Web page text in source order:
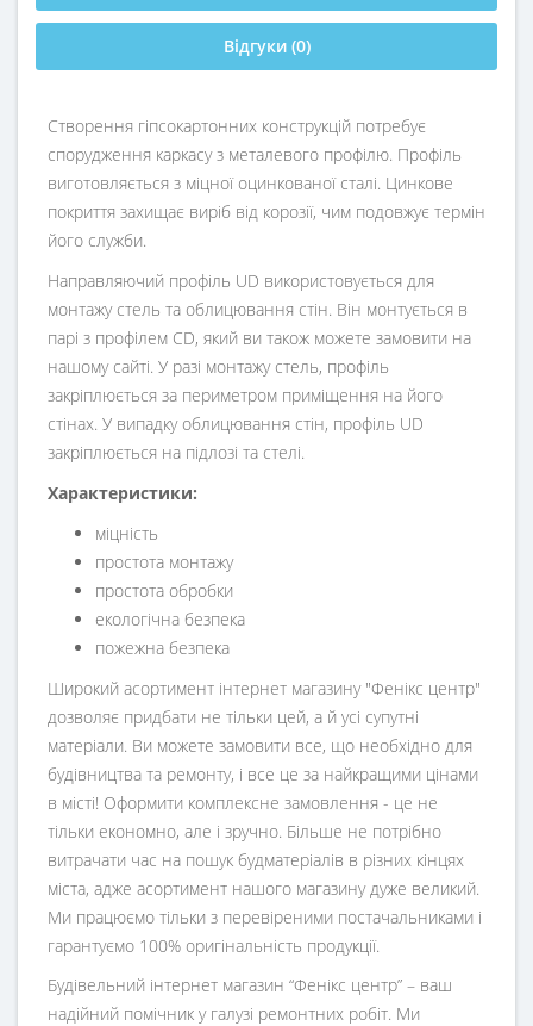
Відгуки (0)
Створення гіпсокартонних конструкцій потребує
спорудження каркасу з металевого профілю. Профіль
виготовляється з міцної оцинкованої сталі. Цинкове
покриття захищає виріб від корозії, чим подовжує термін
його служби.
Направляючий профіль UD використовується для
монтажу стель та облицювання стін. Він монтується в
парі з профілем CD, який ви також можете замовити на
нашому сайті. У разі монтажу стель, профіль
закріплюється за периметром приміщення на його
стінах. У випадку облицювання стін, профіль UD
закріплюється на підлозі та стелі.
Характеристики:
міцність
простота монтажу
простота обробки
екологічна безпека
пожежна безпека
Широкий асортимент інтернет магазину "Фенікс центр"
дозволяє придбати не тільки цей, а й усі супутні
матеріали. Ви можете замовити все, що необхідно для
будівництва та ремонту, і все це за найкращими цінами
в місті! Оформити комплексне замовлення - це не
тільки економно, але і зручно. Більше не потрібно
витрачати час на пошук будматеріалів в різних кінцях
міста, адже асортимент нашого магазину дуже великий.
Ми працюємо тільки з перевіреними постачальниками і
гарантуємо 100% оригінальність продукції.
Будівельний інтернет магазин “Фенікс центр” – ваш
надійний помічник у галузі ремонтних робіт. Ми